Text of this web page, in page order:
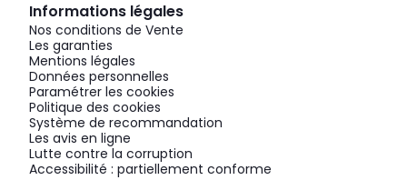
Informations légales
Nos conditions de Vente
Les garanties
Mentions légales
Données personnelles
Paramétrer les cookies
Politique des cookies
Système de recommandation
Les avis en ligne
Lutte contre la corruption
Accessibilité : partiellement conforme